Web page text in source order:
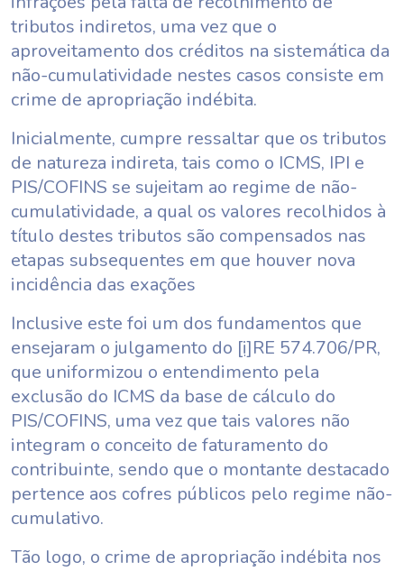
tributos indiretos, uma vez que o
aproveitamento dos créditos na sistemática da
não-cumulatividade nestes casos consiste em
crime de apropriação indébita.
Inicialmente, cumpre ressaltar que os tributos
de natureza indireta, tais como o ICMS, IPI e
PIS/COFINS se sujeitam ao regime de não-
cumulatividade, a qual os valores recolhidos à
título destes tributos são compensados nas
etapas subsequentes em que houver nova
incidência das exações
Inclusive este foi um dos fundamentos que
ensejaram o julgamento do [i]RE 574.706/PR,
que uniformizou o entendimento pela
exclusão do ICMS da base de cálculo do
PIS/COFINS, uma vez que tais valores não
integram o conceito de faturamento do
contribuinte, sendo que o montante destacado
pertence aos cofres públicos pelo regime não-
cumulativo.
Tão logo, o crime de apropriação indébita nos